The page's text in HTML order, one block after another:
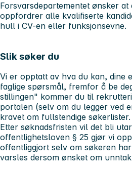
Forsvarsdepartementet ønsker
oppfordrer alle kvalifiserte
hull i CV-en eller funksjonsevne.
Slik søker du
Vi er opptatt av hva du kan, dine
faglige spørsmål, fremfor å be
stillingen" kommer du til
portalen (selv om du legger ved
kravet om fullstendige
Etter søknadsfristen vil det bli
offentlighetsloven § 25 gjør vi
offentliggjort selv om søkeren
varsles dersom ønsket om